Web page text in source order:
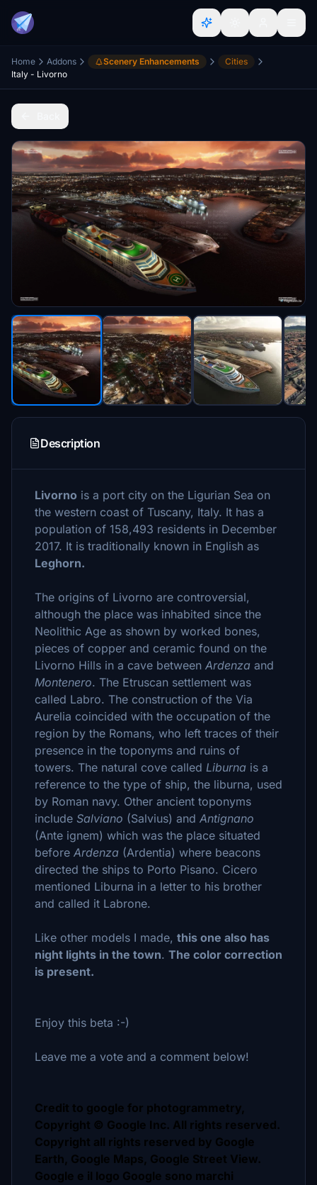
Home Addons Scenery Enhancements
Cities
Italy - Livorno
Description
Livorno is a port city on the Ligurian Sea on
the western coast of Tuscany, Italy. It has a
population of 158,493 residents in December
2017. It is traditionally known in English as
Leghorn.
The origins of Livorno are controversial,
although the place was inhabited since the
Neolithic Age as shown by worked bones,
pieces of copper and ceramic found on the
Livorno Hills in a cave between Ardenza and
Montenero. The Etruscan settlement was
called Labro. The construction of the Via
Aurelia coincided with the occupation of the
region by the Romans, who left traces of their
presence in the toponyms and ruins of
towers. The natural cove called Liburna is a
reference to the type of ship, the liburna, used
by Roman navy. Other ancient toponyms
include Salviano (Salvius) and Antignano
(Ante ignem) which was the place situated
before Ardenza (Ardentia) where beacons
directed the ships to Porto Pisano. Cicero
mentioned Liburna in a letter to his brother
and called it Labrone.
Like other models I made, this one also has
night lights in the town. The color correction
is present.
Enjoy this beta :-)
Leave me a vote and a comment below!
Credit to google for photogrammetry,
Copyright © Google Inc. All rights reserved.
Copyright all rights reserved by Google
Earth, Google Maps, Google Street View.
Google e il logo Google sono marchi